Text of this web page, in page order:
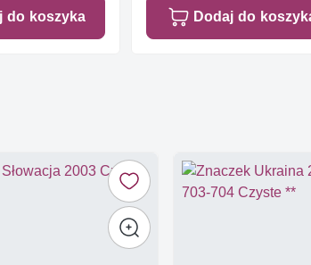
do koszyka Dodaj do